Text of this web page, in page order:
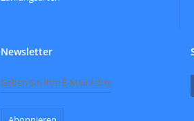
Newsletter